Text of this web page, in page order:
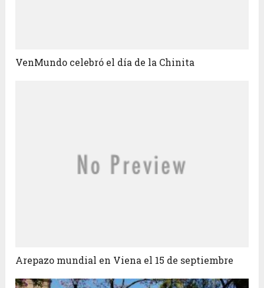
VenMundo celebró el día de la Chinita
Arepazo mundial en Viena el 15 de septiembre